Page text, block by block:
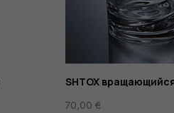
SHTOX
70,00 €